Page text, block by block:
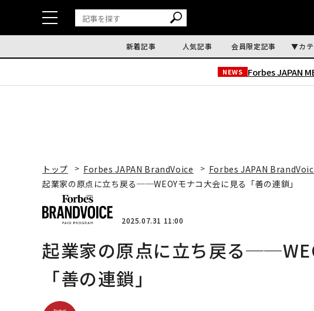
新着記事 人気記事 会員限定記事 カ
NEWS Forbes JAPAN
トップ Forbes JAPAN BrandVoice
Forbes JAPAN
起業家の原点に立ち戻る──WEOYモナコ大会に見る「善の連鎖」
2025.07.31 11:00
起業家の原点に立ち戻る
「善の連鎖」